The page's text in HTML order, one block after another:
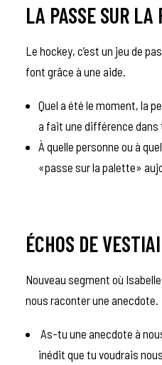
LA PASSE SUR
Le hockey, c’est un jeu de
font grâce à une aide.
Quel a été le moment, la
a fait une différence dans
À quelle personne ou à
«passe sur la palette»
ÉCHOS DE
Nouveau segment où
nous raconter une anecdote.
As-tu une anecdote à
inédit que tu voudrais